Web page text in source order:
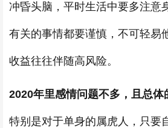
冲昏头脑，平时生活中要多注意
有关的事情都要谨慎，不可轻易
收益往往伴随高风险。
2020年里感情问题不多，且总体
特别是对于单身的属虎人，只要